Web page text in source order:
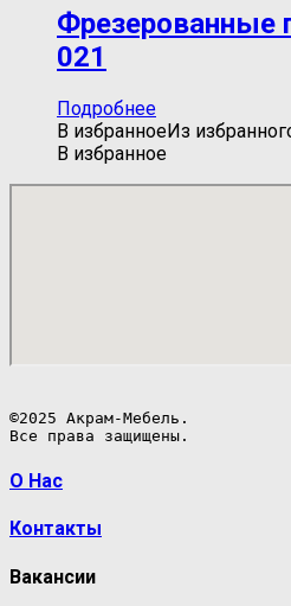
021
Подробнее
В избранноеИз
В избранное
©2025 Акрам-Мебель.
Все права защищены.
О Нас
Контакты
Вакансии